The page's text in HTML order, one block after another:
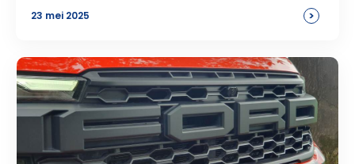
23 mei 2025 >